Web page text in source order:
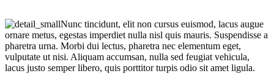
Nunc tincidunt, elit non cursus euismod, lacus augue
ornare metus, egestas imperdiet nulla nisl quis mauris. Suspendisse a
pharetra urna. Morbi dui lectus, pharetra nec elementum eget,
vulputate ut nisi. Aliquam accumsan, nulla sed feugiat vehicula,
lacus justo semper libero, quis porttitor turpis odio sit amet ligula.